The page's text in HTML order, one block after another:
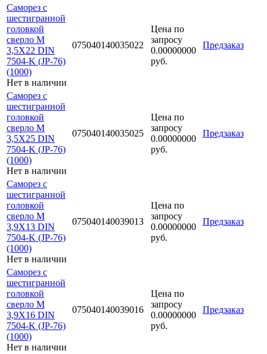
Саморез с
шестигранной
головкой
сверло М
3,5Х22 DIN
7504-K (JP-76)
(1000)
Нет в наличии
075040140035022
Цена по
запросу
0.00000000
руб.
Предзаказ
Саморез с
шестигранной
головкой
сверло М
3,5Х25 DIN
7504-K (JP-76)
(1000)
Нет в наличии
075040140035025
Цена по
запросу
0.00000000
руб.
Предзаказ
Саморез с
шестигранной
головкой
сверло М
3,9Х13 DIN
7504-K (JP-76)
(1000)
Нет в наличии
075040140039013
Цена по
запросу
0.00000000
руб.
Предзаказ
Саморез с
шестигранной
головкой
сверло М
3,9Х16 DIN
7504-K (JP-76)
(1000)
Нет в наличии
075040140039016
Цена по
запросу
0.00000000
руб.
Предзаказ